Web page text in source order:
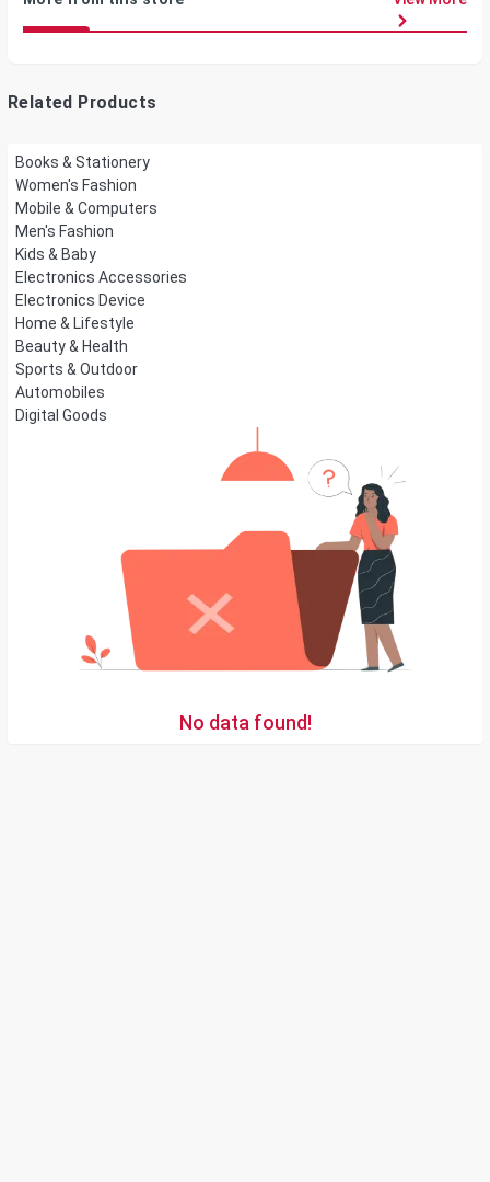
Related Products
Books & Stationery
Women's Fashion
Mobile & Computers
Men's Fashion
Kids & Baby
Electronics Accessories
Electronics Device
Home & Lifestyle
Beauty & Health
Sports & Outdoor
Automobiles
Digital Goods
No data found!